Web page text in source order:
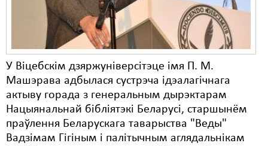
У Віцебскім дзяржуніверсітэце імя П. М.
Машэрава адбылася сустрэча ідэалагічнага
актыву горада з генеральным дырэктарам
Нацыянальнай бібліятэкі Беларусі, старшынём
праўлення Беларускага таварыства "Веды"
Вадзімам Гігіным і палітычным аглядальнікам
Мігранты
Мірныя сходы
Палітвязьні
Праваабаронцы
Правы дзіцяці